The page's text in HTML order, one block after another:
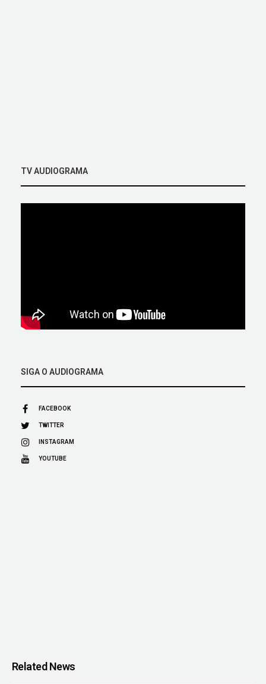
TV AUDIOGRAMA
SIGA O AUDIOGRAMA
FACEBOOK
TWITTER
INSTAGRAM
YOUTUBE
Related News